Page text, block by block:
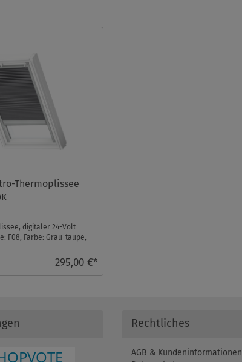
Thermoplissee
digitaler 24-Volt
F08, Farbe: Grau-taupe,
295,00 €*
Rechtliches
AGB & Kundeninformationen